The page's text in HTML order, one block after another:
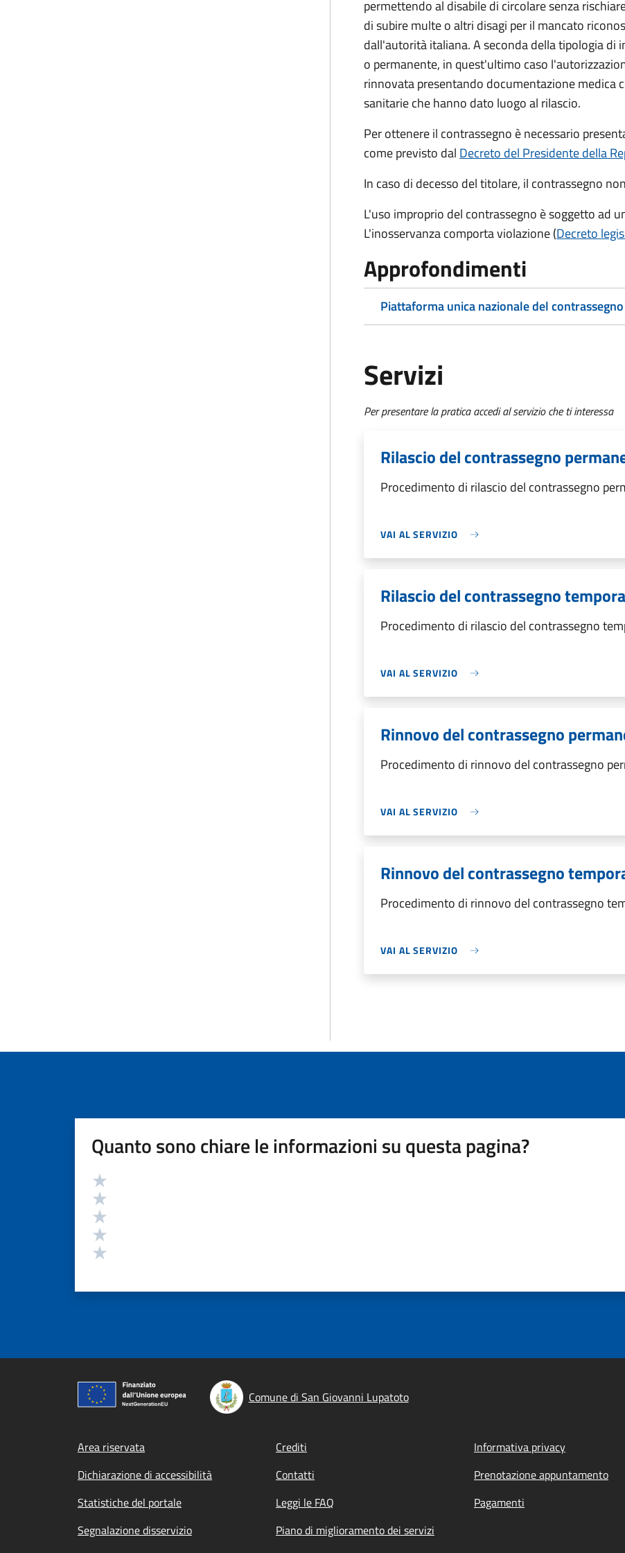
permettendo al disabile di circolare senza
di subire multe o altri disagi per il mancato
dall'autorità italiana. A seconda della tipologia di
o permanente, in quest'ultimo caso
rinnovata presentando documentazione medica
sanitarie che hanno dato luogo al rilascio.
Per ottenere il contrassegno è necessario
come previsto dal Decreto del Presidente della
In caso di decesso del titolare, il contrassegno
L'uso improprio del contrassegno è soggetto ad
L'inosservanza comporta violazione (Decreto
Approfondimenti
Piattaforma unica nazionale del
Servizi
Per presentare la pratica accedi al servizio che ti interessa
Rilascio del contrassegno
Procedimento di rilascio del contrassegno
VAI AL SERVIZIO
Rilascio del contrassegno
Procedimento di rilascio del contrassegno
VAI AL SERVIZIO
Rinnovo del contrassegno
Procedimento di rinnovo del contrassegno
VAI AL SERVIZIO
Rinnovo del contrassegno
Procedimento di rinnovo del contrassegno
VAI AL SERVIZIO
Quanto sono chiare le informazioni su questa pagina?
Valutazione
Comune di San Giovanni Lupatoto
Footer menu
Area riservata Crediti Informativa privacy
Dichiarazione di accessibilità
Contatti Prenotazione appuntamento
Statistiche del portale
Leggi le FAQ Pagamenti
Segnalazione disservizio
Piano di miglioramento dei servizi